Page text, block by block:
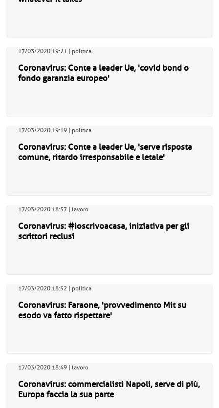
17/03/2020 19:21 | politica
Coronavirus: Conte a leader Ue, 'covid bond o
fondo garanzia europeo'
17/03/2020 19:19 | politica
Coronavirus: Conte a leader Ue, 'serve risposta
comune, ritardo irresponsabile e letale'
17/03/2020 18:57 | lavoro
Coronavirus: #ioscrivoacasa, iniziativa per gli
scrittori reclusi
17/03/2020 18:52 | politica
Coronavirus: Faraone, 'provvedimento Mit su
esodo va fatto rispettare'
17/03/2020 18:49 | lavoro
Coronavirus: commercialisti Napoli, serve di più,
Europa faccia la sua parte